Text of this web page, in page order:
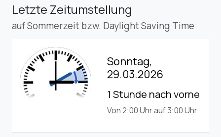
Letzte Zeitumstellung
auf Sommerzeit bzw. Daylight Saving Time
Sonntag,
29.03.2026
1 Stunde nach vorne
Von 2:00 Uhr auf 3:00 Uhr